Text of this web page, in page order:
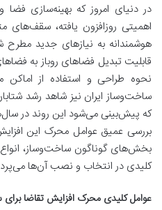
در دنیای امروز که بهینه‌سازی
اهمیتی روزافزون یافته، سقف‌های
هوشمندانه به نیازهای جدید مطرح
قابلیت تبدیل فضاهای روباز به
نحوه طراحی و استفاده از اماکن
ساخت‌وساز ایران نیز شاهد رشد
که پیش‌بینی می‌شود این روند در
بررسی عمیق عوامل محرک این
بخش‌های گوناگون ساخت‌وساز،
کلیدی در انتخاب و نصب آن‌ها
عوامل کلیدی محرک افزایش تقاضا